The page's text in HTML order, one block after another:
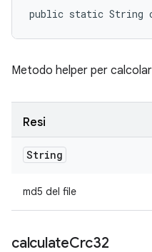
public static String
Metodo helper per
Resi
String
md5 del file
calculateCrc32